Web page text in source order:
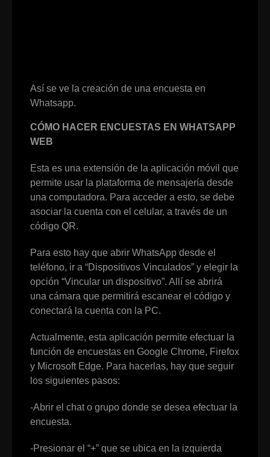
Así se ve la creación de una encuesta en
Whatsapp.
CÓMO HACER ENCUESTAS EN WHATSAPP
WEB
Esta es una extensión de la aplicación móvil que
permite usar la plataforma de mensajería desde
una computadora. Para acceder a esto, se debe
asociar la cuenta con el celular, a través de un
código QR.
Para esto hay que abrir WhatsApp desde el
teléfono, ir a “Dispositivos Vinculados” y elegir la
opción “Vincular un dispositivo”. Allí se abrirá
una cámara que permitirá escanear el código y
conectará la cuenta con la PC.
Actualmente, esta aplicación permite efectuar la
función de encuestas en Google Chrome, Firefox
y Microsoft Edge. Para hacerlas, hay que seguir
los siguientes pasos:
-Abrir el chat o grupo donde se desea efectuar la
encuesta.
-Presionar el “+” que se ubica en la izquierda